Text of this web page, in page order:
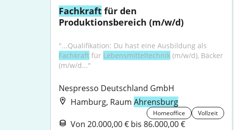
Fachkraft für den
Produktionsbereich (m/w/d)
Fachkraft für Lebensmitteltechnik (m/w/d), Bäcker
(m/w/d..."
Nespresso Deutschland GmbH
Hamburg, Raum Ahrensburg
Homeoffice Vollzeit
Von 20.000,00 € bis 86.000,00 €